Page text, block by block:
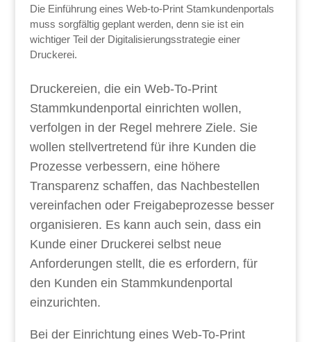
Die Einführung eines Web-to-Print Stamkundenportals
muss sorgfältig geplant werden, denn sie ist ein
wichtiger Teil der Digitalisierungsstrategie einer
Druckerei.
Druckereien, die ein Web-To-Print
Stammkundenportal einrichten wollen,
verfolgen in der Regel mehrere Ziele. Sie
wollen stellvertretend für ihre Kunden die
Prozesse verbessern, eine höhere
Transparenz schaffen, das Nachbestellen
vereinfachen oder Freigabeprozesse besser
organisieren. Es kann auch sein, dass ein
Kunde einer Druckerei selbst neue
Anforderungen stellt, die es erfordern, für
den Kunden ein Stammkundenportal
einzurichten.
Bei der Einrichtung eines Web-To-Print